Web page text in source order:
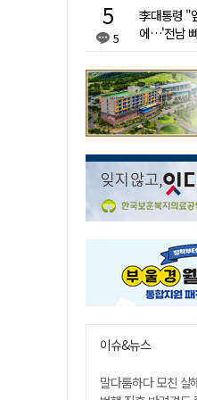
5
李대통령 "
에…'전남
이슈&뉴스
말다툼하다 모친